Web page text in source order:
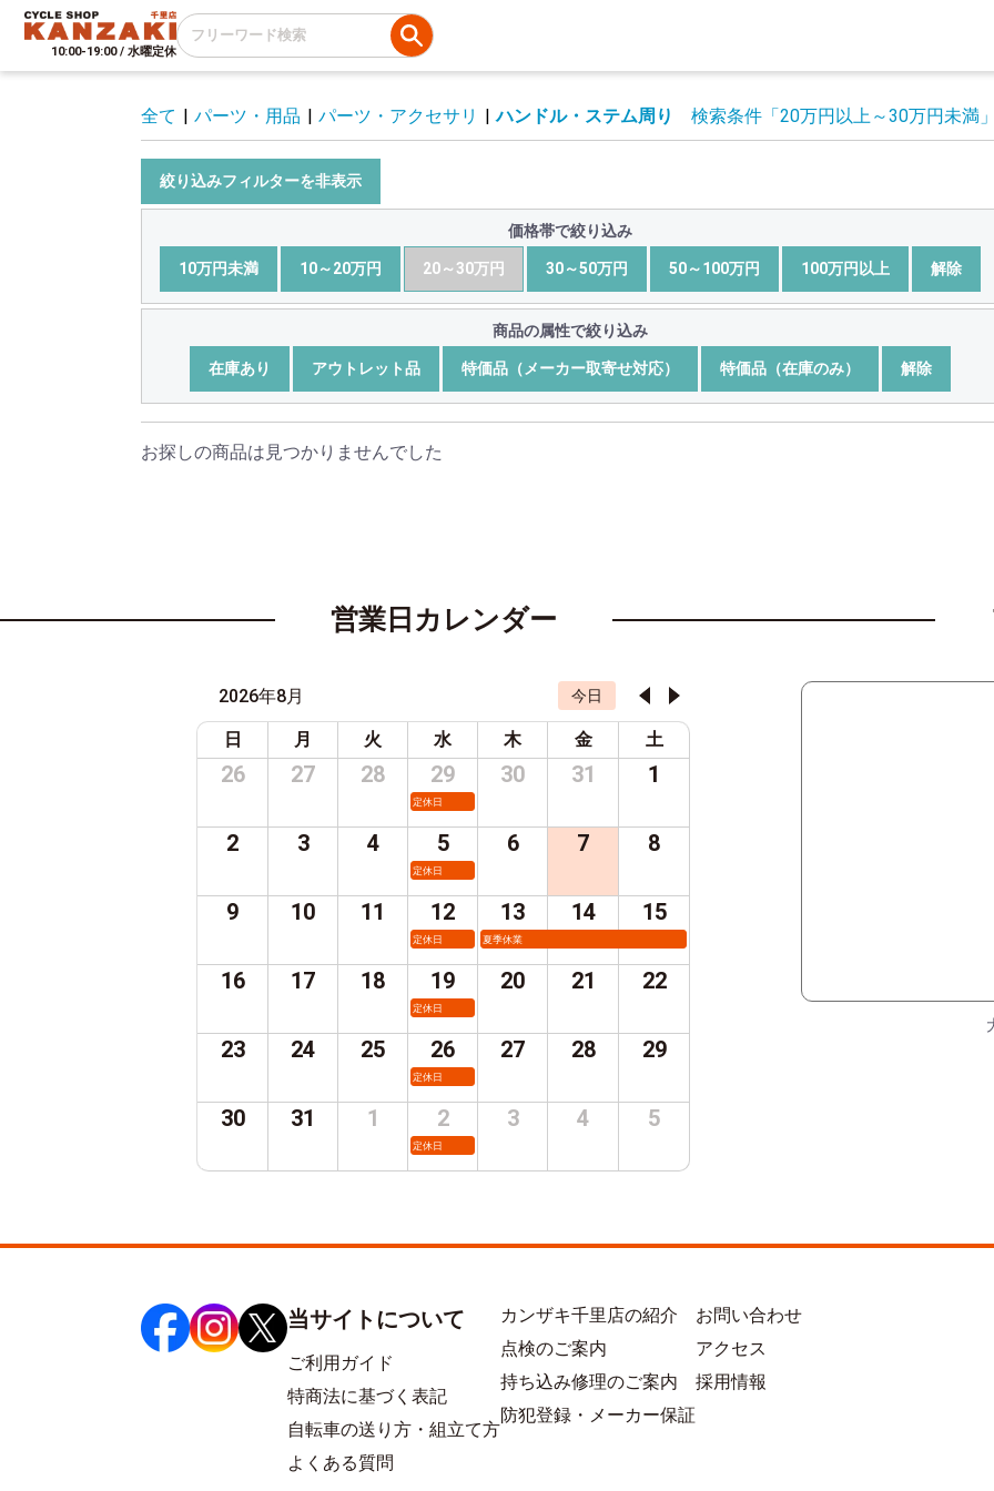
10:00-19:00 / 水曜定休
全て | パーツ・用品 | パーツ・アクセサリ | ハンドル・ステム周り 検索条件 「20万円以上～30万円未満
絞り込みフィルターを非表示
価格帯で絞り込み
10万円未満 10～20万円 20～30万円 30～50万円 50～100万円 100万円以上 解除
商品の属性で絞り込み
在庫あり アウトレット品 特価品（メーカー取寄せ対応） 特価品（在庫のみ） 解除
お探しの商品は見つかりませんでした
営業日カレンダー
2026年8月 今日
日 月 火 水 木 金 土
26 27 28 29
定休日
30 31 1
2 3 4 5
定休日
6 7 8
9 10 11 12
定休日
13
夏季休業
14 15
16 17 18 19
定休日
20 21 22
23 24 25 26
定休日
27 28 29
30 31 1 2
定休日
3 4 5
当サイトについて
ご利用ガイド
特商法に基づく表記
自転車の送り方・組立て方
よくある質問
カンザキ千里店の紹介
点検のご案内
持ち込み修理のご案内
防犯登録・メーカー保証
お問い合わせ
アクセス
採用情報